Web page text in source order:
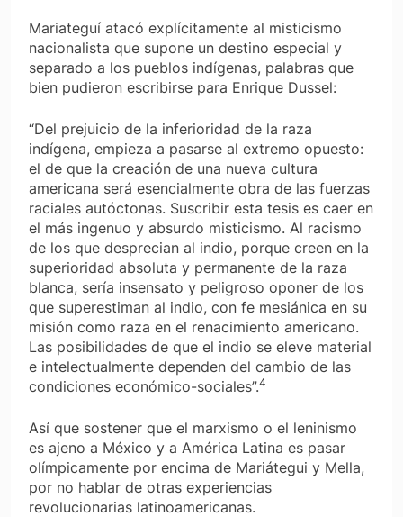
Mariateguí atacó explícitamente al misticismo
nacionalista que supone un destino especial y
separado a los pueblos indígenas, palabras que
bien pudieron escribirse para Enrique Dussel:
“Del prejuicio de la inferioridad de la raza
indígena, empieza a pasarse al extremo opuesto:
el de que la creación de una nueva cultura
americana será esencialmente obra de las fuerzas
raciales autóctonas. Suscribir esta tesis es caer en
el más ingenuo y absurdo misticismo. Al racismo
de los que desprecian al indio, porque creen en la
superioridad absoluta y permanente de la raza
blanca, sería insensato y peligroso oponer de los
que superestiman al indio, con fe mesiánica en su
misión como raza en el renacimiento americano.
Las posibilidades de que el indio se eleve material
e intelectualmente dependen del cambio de las
condiciones económico-sociales”.4
Así que sostener que el marxismo o el leninismo
es ajeno a México y a América Latina es pasar
olímpicamente por encima de Mariátegui y Mella,
por no hablar de otras experiencias
revolucionarias latinoamericanas.